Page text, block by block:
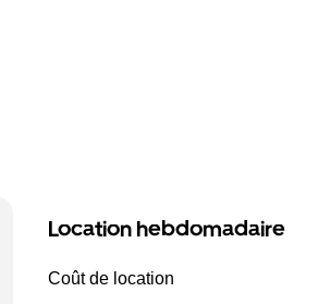
Location hebdomadaire
Coût de location